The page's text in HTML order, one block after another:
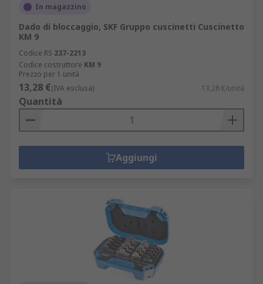
In magazzino
Dado di bloccaggio, SKF Gruppo cuscinetti Cuscinetto
KM 9
Codice RS 237-2213
Codice costruttore KM 9
Prezzo per 1 unità
13,28 €(IVA esclusa) 13,28 €/unità
Quantità
Aggiungi